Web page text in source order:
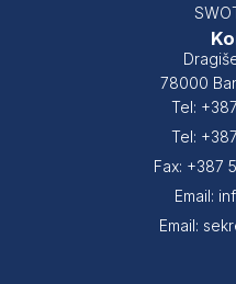
78000
Tel:
Tel:
Fax: +387
Email:
Email: